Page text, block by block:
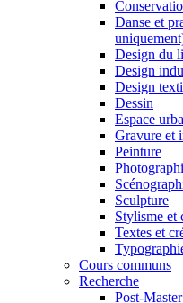
Danse et
Design du
Design
Design
Dessin
Espace
Gravure et
Peinture
Sculpture
Stylisme et
Textes et
Cours communs
Recherche
Post-